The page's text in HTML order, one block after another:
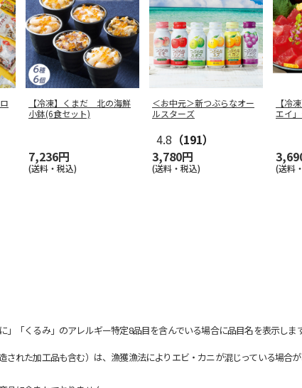
【冷凍】くまだ 北の海鮮
小鉢(6食セット)
7,236円
(送料・税込)
＜お中元＞新つぶらなオー
ルスターズ
4.8 （191）
3,780円
(送料・税込)
【冷
エイ
(送料
「くるみ」のアレルギー特定8品目を含んでいる場合に品目名を表示します
れた加工品も含む）は、漁獲漁法によりエビ・カニが混じっている場合